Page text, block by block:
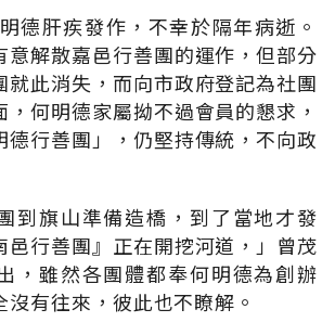
德肝疾發作，不幸於隔年病逝。
意解散嘉邑行善團的運作，但部分
就此消失，而向市政府登記為社團
，何明德家屬拗不過會員的懇求，
德行善團」，仍堅持傳統，不向政
到旗山準備造橋，到了當地才發
邑行善團』正在開挖河道，」曾茂
，雖然各團體都奉何明德為創辦
沒有往來，彼此也不瞭解。